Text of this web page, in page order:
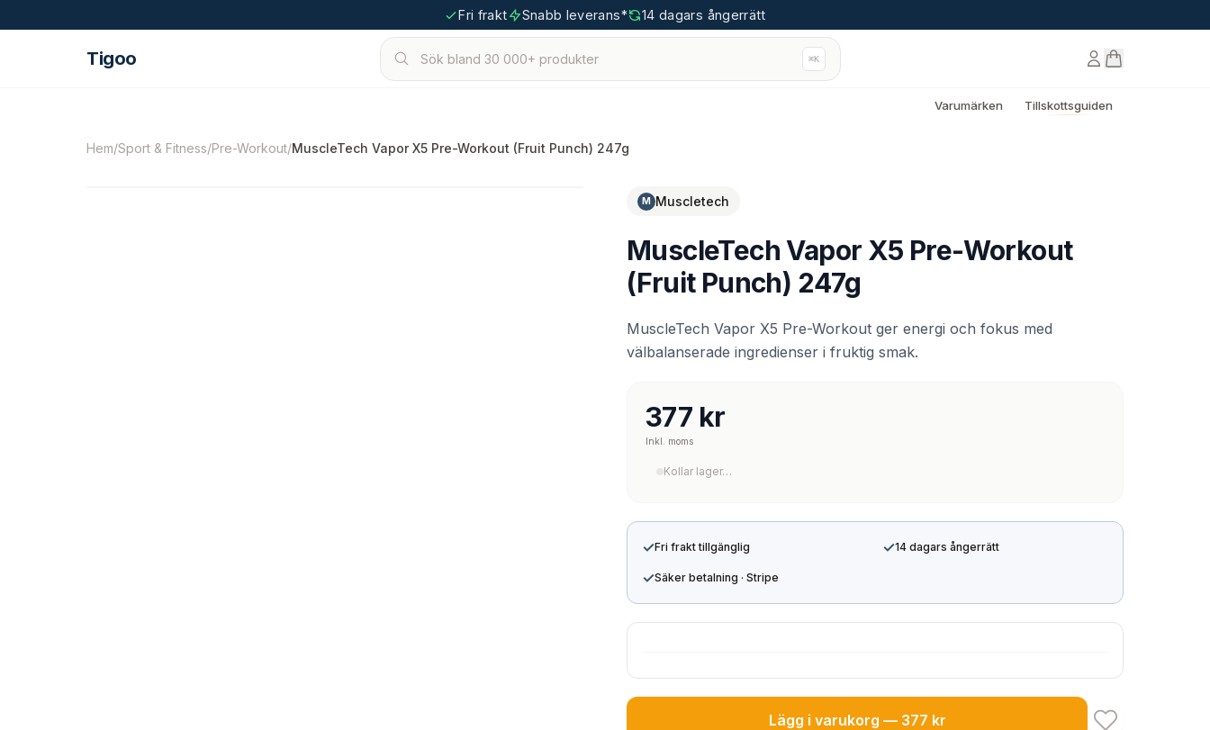
Fri frakt Snabb leverans* 14 dagars ångerrätt
Tigoo Sök bland 30 000+ produkter ⌘K
Varumärken Tillskottsguiden
©2026Nutri Nordic AB.Alla rättigheter förbehållna.tigoo.com
Hem/Sport & Fitness/Pre-Workout/MuscleTech Vapor X5 Pre-Workout (Fruit Punch) 247g
M Muscletech
MuscleTech Vapor X5 Pre-Workout
(Fruit Punch) 247g
MuscleTech Vapor X5 Pre-Workout ger energi och fokus med
välbalanserade ingredienser i fruktig smak.
377 kr
Inkl. moms
Kollar lager…
✓Fri frakt tillgänglig ✓14 dagars ångerrätt
✓Säker betalning · Stripe
Lägg i varukorg — 377 kr